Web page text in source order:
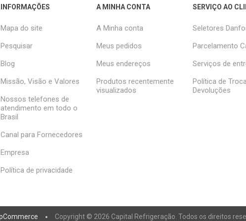
INFORMAÇÕES
Mapa do site
Pesquisar
Blog
Missão, Visão e Valores
Nossos telefones de
atendimento em todo o
Brasil
Canal para Fornecedores
Empresa
Política de privacidade
A MINHA CONTA
A Minha conta
Meus pedidos
Meus endereços
Produtos recentemente
visualizados
SERVIÇO AO
Seletores
Parcelamento
Serviços de
Política de
Devoluções
Copyright © 2026 Capital Refrigeração. Todos os direitos